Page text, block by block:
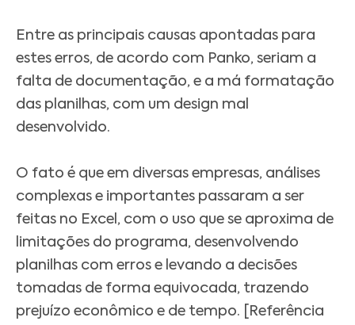
Entre as principais causas apontadas para
estes erros, de acordo com Panko, seriam a
falta de documentação, e a má formatação
das planilhas, com um design mal
desenvolvido.
O fato é que em diversas empresas, análises
complexas e importantes passaram a ser
feitas no Excel, com o uso que se aproxima de
limitações do programa, desenvolvendo
planilhas com erros e levando a decisões
tomadas de forma equivocada, trazendo
prejuízo econômico e de tempo. [Referência